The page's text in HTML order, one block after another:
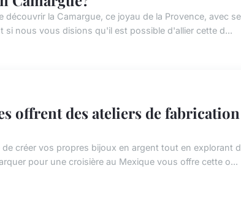
découvrir la Camargue, ce joyau de la Provence, avec
si nous vous disions qu'il est possible d'allier cette d...
offrent des ateliers de
créer vos propres bijoux en argent tout en explorant
pour une croisière au Mexique vous offre cette o...